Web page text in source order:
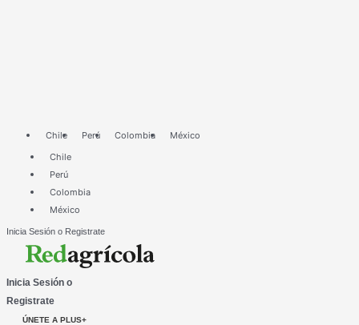
Chile Perú Colombia
México
Chile
Perú
Colombia
México
Inicia Sesión o Registrate
Inicia Sesión o
Registrate
ÚNETE A PLUS+
el